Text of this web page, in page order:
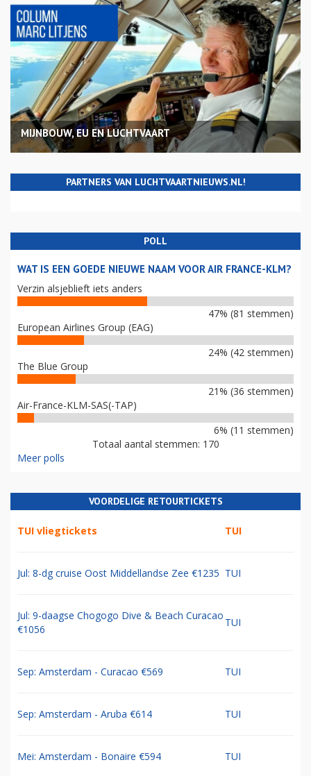
MIJNBOUW, EU EN LUCHTVAART
PARTNERS VAN LUCHTVAARTNIEUWS.NL!
POLL
WAT IS EEN GOEDE NIEUWE NAAM VOOR AIR FRANCE-KLM?
Verzin alsjeblieft iets anders
47% (81 stemmen)
European Airlines Group (EAG)
24% (42 stemmen)
The Blue Group
21% (36 stemmen)
Air-France-KLM-SAS(-TAP)
6% (11 stemmen)
Totaal aantal stemmen: 170
Meer polls
VOORDELIGE RETOURTICKETS
TUI vliegtickets TUI
Jul: 8-dg cruise Oost Middellandse Zee €1235 TUI
Jul: 9-daagse Chogogo Dive & Beach Curacao
€1056
TUI
Sep: Amsterdam - Curacao €569 TUI
Sep: Amsterdam - Aruba €614 TUI
Mei: Amsterdam - Bonaire €594 TUI